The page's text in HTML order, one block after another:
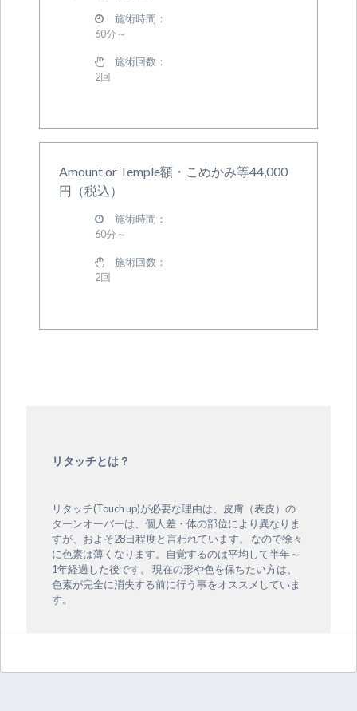
施術時間：
60分～
施術回数：
2回
Amount or Temple額・こめかみ等44,000
円（税込）
施術時間：
60分～
施術回数：
2回
リタッチとは？
リタッチ(Touch up)が必要な理由は、皮膚（表皮）の
ターンオーバーは、個人差・体の部位により異なりま
すが、およそ28日程度と言われています。 なので徐々
に色素は薄くなります。自覚するのは平均して半年～
1年経過した後です。 現在の形や色を保ちたい方は、
色素が完全に消失する前に行う事をオススメしていま
す。